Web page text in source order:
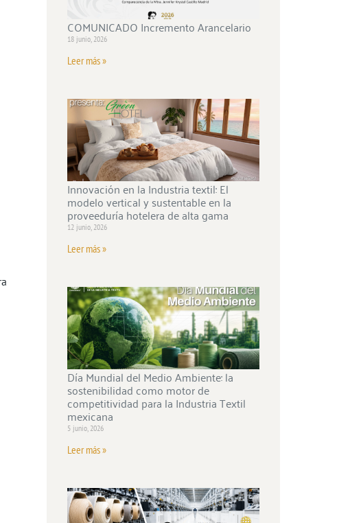
COMUNICADO Incremento Arancelario
18 junio, 2026
Leer más »
Innovación en la Industria textil: El
modelo vertical y sustentable en la
proveeduría hotelera de alta gama
12 junio, 2026
Leer más »
Día Mundial del Medio Ambiente: la
sostenibilidad como motor de
competitividad para la Industria Textil
mexicana
5 junio, 2026
Leer más »